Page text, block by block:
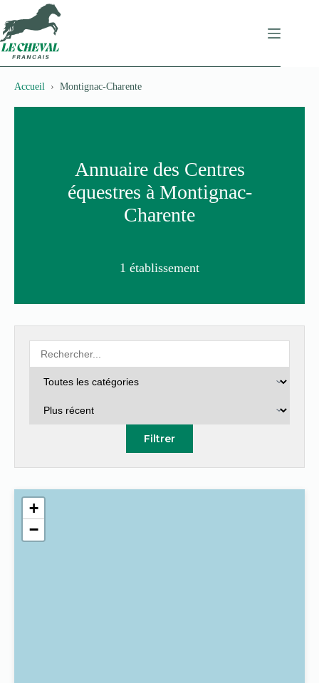
au
contenu
Accueil Montignac-Charente
Annuaire des Centres
équestres à Montignac-
Charente
1 établissement
Filtrer
+
−